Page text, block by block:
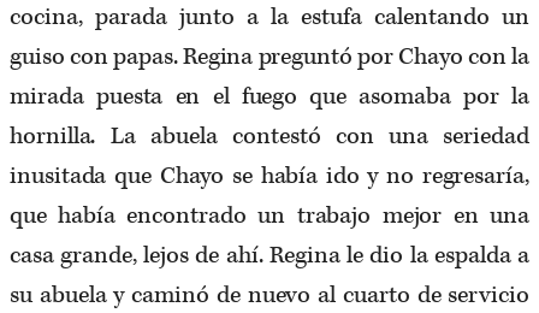
cocina, parada junto a la estufa calentando un
guiso con papas. Regina preguntó por Chayo con la
mirada puesta en el fuego que asomaba por la
hornilla. La abuela contestó con una seriedad
inusitada que Chayo se había ido y no regresaría,
que había encontrado un trabajo mejor en una
casa grande, lejos de ahí. Regina le dio la espalda a
su abuela y caminó de nuevo al cuarto de servicio